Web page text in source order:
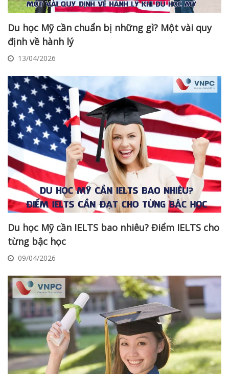
Du học Mỹ cần chuẩn bị những gì? Một vài quy
định về hành lý
13/04/2026
Du học Mỹ cần IELTS bao nhiêu? Điểm IELTS cho
từng bậc học
09/04/2026